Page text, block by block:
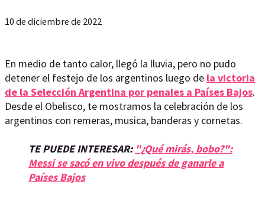
10 de diciembre de 2022
En medio de tanto calor, llegó la lluvia, pero no pudo
detener el festejo de los argentinos luego de la victoria
de la Selección Argentina por penales a Países Bajos.
Desde el Obelisco, te mostramos la celebración de los
argentinos con remeras, musica, banderas y cornetas.
TE PUEDE INTERESAR: "¿Qué mirás, bobo?":
Messi se sacó en vivo después de ganarle a
Países Bajos